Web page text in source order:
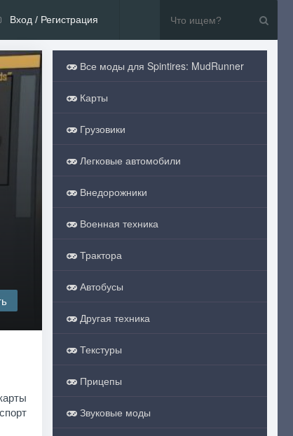
Вход / Регистрация
Все моды для Spintires: MudRunner
Карты
Грузовики
Легковые автомобили
Внедорожники
Военная техника
Трактора
Автобусы
Другая техника
Текстуры
Прицепы
Звуковые моды